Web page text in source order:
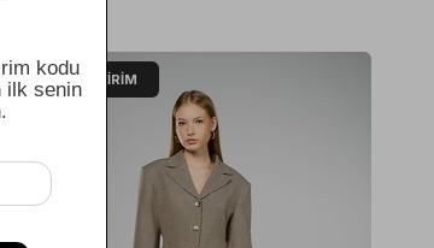
%40 İNDIRIM